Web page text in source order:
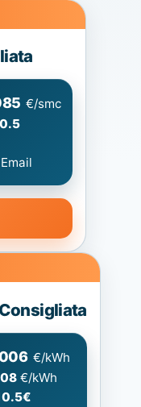
€/smc
€/kWh
€/kWh